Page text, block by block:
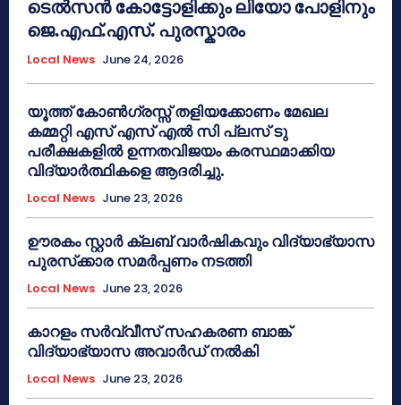
ടെൽസൻ കോട്ടോളിക്കും ലിയോ പോളിനും
ജെ.എഫ്.എസ്. പുരസ്കാരം
Local News June 24, 2026
യൂത്ത് കോൺഗ്രസ്സ് തളിയക്കോണം മേഖല
കമ്മറ്റി എസ് എസ് എൽ സി പ്ലസ് ടു
പരീക്ഷകളിൽ ഉന്നതവിജയം കരസ്ഥമാക്കിയ
വിദ്യാർത്ഥികളെ ആദരിച്ചു.
Local News June 23, 2026
ഊരകം സ്റ്റാർ ക്ലബ് വാർഷികവും വിദ്യാഭ്യാസ
പുരസ്‌ക്കാര സമർപ്പണം നടത്തി
Local News June 23, 2026
കാറളം സർവ്വീസ് സഹകരണ ബാങ്ക്
വിദ്യാഭ്യാസ അവാർഡ് നൽകി
Local News June 23, 2026